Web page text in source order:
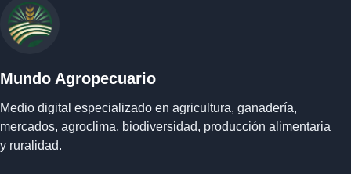
Mundo Agropecuario
Medio digital especializado en agricultura, ganadería,
mercados, agroclima, biodiversidad, producción alimentaria
y ruralidad.